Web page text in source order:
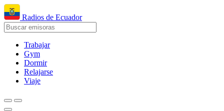
Radios de Ecuador
Trabajar
Gym
Dormir
Relajarse
Viaje